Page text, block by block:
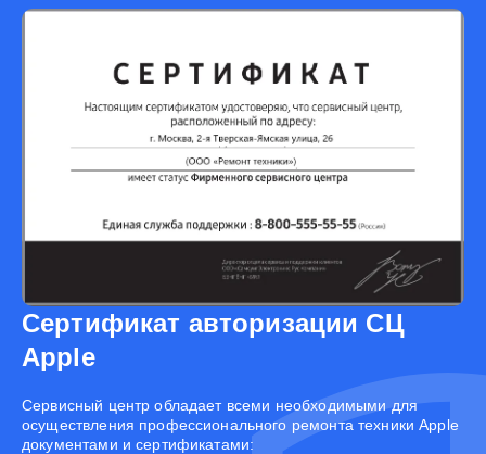
Сертификат авторизации СЦ
Apple
Cервисный центр обладает всеми необходимыми для
осуществления профессионального ремонта техники Apple
документами и сертификатами: